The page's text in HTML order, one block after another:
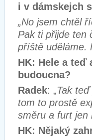
i v dámskejch
„No jsem chtěl
Pak ti přijde ten
příště uděláme.
HK: Hele a teď
budoucna?
Radek: „Tak
tom to prostě
směru a furt jen
HK: Nějaký